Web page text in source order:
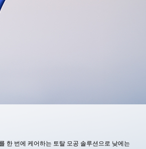
한 번에 케어하는 토탈 모공 솔루션으로 낮에는